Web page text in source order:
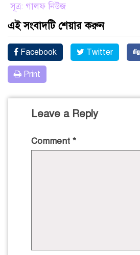
সূত্র: গালফ নিউজ
এই সংবাদটি শেয়ার করুন
Facebook Twitter
Print
Leave a Reply
Comment *